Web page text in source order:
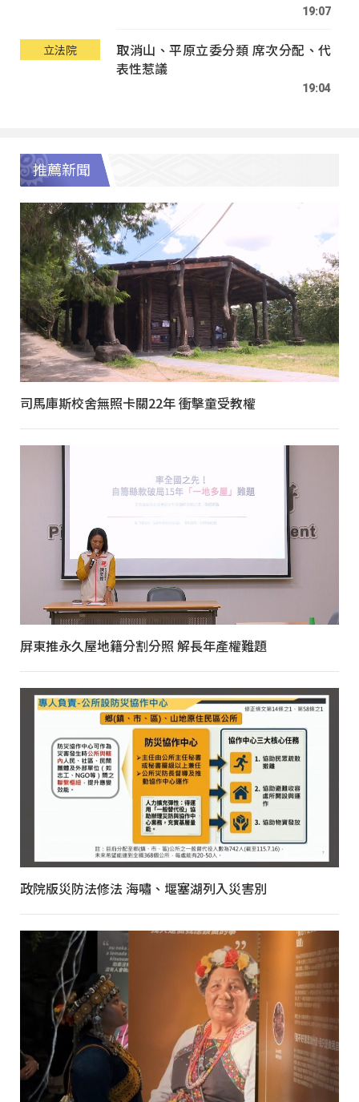
19:07
立法院
取消山、平原立委分類 席次分配、代
表性惹議
19:04
推薦新聞
司馬庫斯校舍無照卡關22年 衝擊童受教權
屏東推永久屋地籍分割分照 解長年產權難題
政院版災防法修法 海嘯、堰塞湖列入災害別